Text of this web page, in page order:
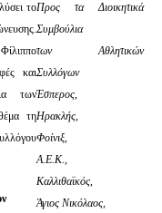
το
και
των
τη
Προς τα Διοικητικά
Συμβούλια
των Αθλητικών
Συλλόγων
Έσπερος,
Ηρακλής,
Φοίνιξ,
Α.Ε.Κ.,
Καλλιθαϊκός,
Άγιος Νικόλαος,